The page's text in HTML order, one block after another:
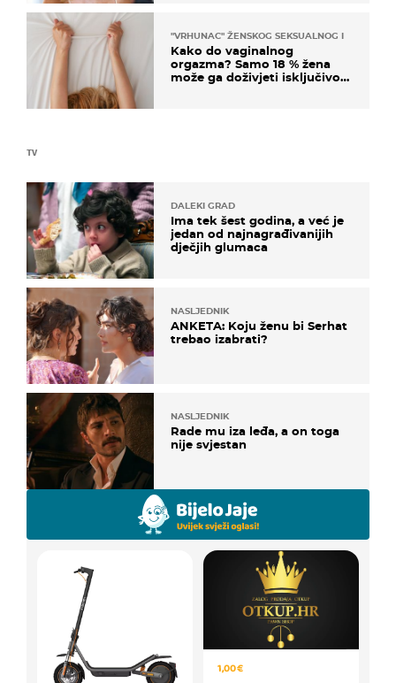
TV
DALEKI GRAD
Ima tek šest godina, a već je
jedan od najnagrađivanijih
dječjih glumaca
NASLJEDNIK
ANKETA: Koju ženu bi Serhat
trebao izabrati?
NASLJEDNIK
Rade mu iza leđa, a on toga
nije svjestan
"VRHUNAC" ŽENSKOG SEKSUALNOG ISKUSTVA
Kako do vaginalnog
orgazma? Samo 18 % žena
može ga doživjeti isključivo
1,00 €